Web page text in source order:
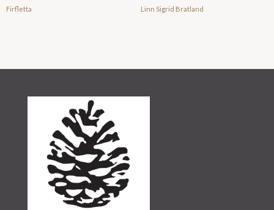
Firfletta Linn Sigrid Bratland